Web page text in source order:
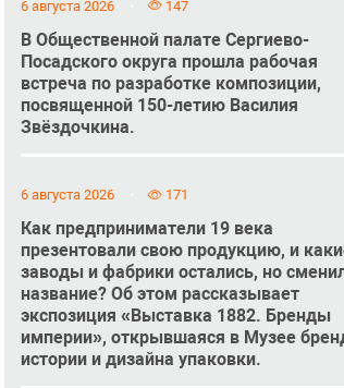
6 августа 2026 147
В Общественной палате Сергиево-
Посадского округа прошла рабочая
встреча по разработке композиции,
посвященной 150-летию Василия
Звёздочкина.
6 августа 2026 171
Как предприниматели 19 века
презентовали свою продукцию, и
заводы и фабрики остались, но
название? Об этом рассказывает
экспозиция «Выставка 1882. Бренды
империи», открывшаяся в Музее
истории и дизайна упаковки.